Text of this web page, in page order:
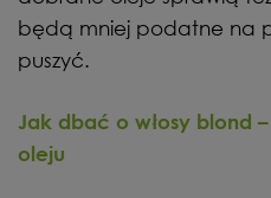
będą mniej podatne na
puszyć.
Jak dbać o włosy blond
oleju